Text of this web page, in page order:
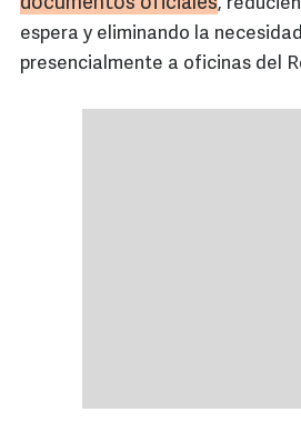
documentos oficiales,
espera y eliminando la
presencialmente a oficinas del